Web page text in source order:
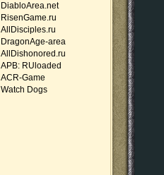
DiabloArea.net
RisenGame.ru
AllDisciples.ru
DragonAge-area
AllDishonored.ru
APB: RUloaded
ACR-Game
Watch Dogs